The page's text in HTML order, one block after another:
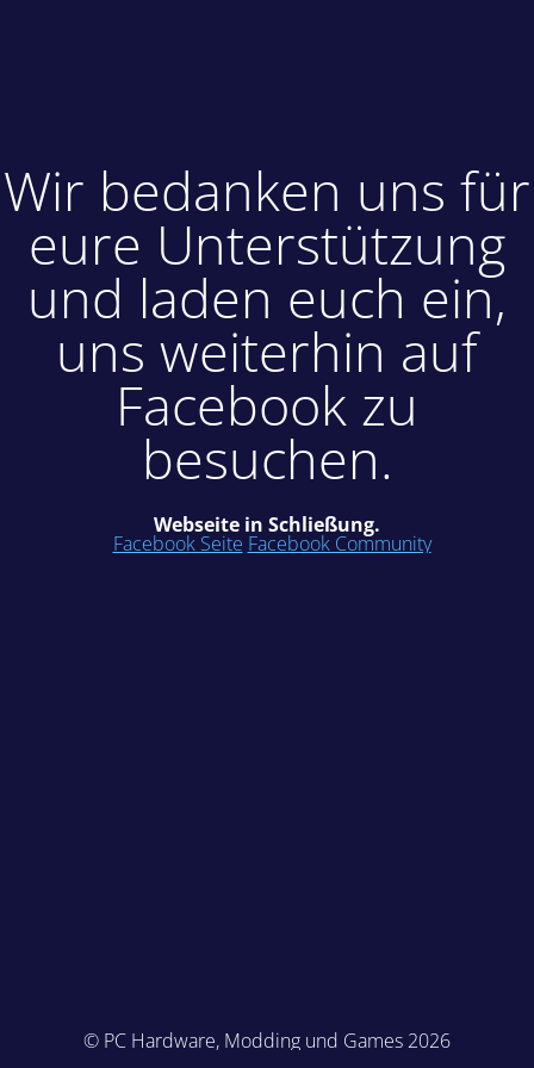
Wir bedanken uns für
eure Unterstützung
und laden euch ein,
uns weiterhin auf
Facebook zu
besuchen.
Webseite in Schließung.
Facebook Seite Facebook Community
© PC Hardware, Modding und Games 2026